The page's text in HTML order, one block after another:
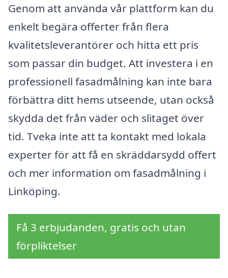
Genom att använda vår plattform kan du
enkelt begära offerter från flera
kvalitetsleverantörer och hitta ett pris
som passar din budget. Att investera i en
professionell fasadmålning kan inte bara
förbättra ditt hems utseende, utan också
skydda det från väder och slitaget över
tid. Tveka inte att ta kontakt med lokala
experter för att få en skräddarsydd offert
och mer information om fasadmålning i
Linköping.
Få 3 erbjudanden, gratis och utan
förpliktelser